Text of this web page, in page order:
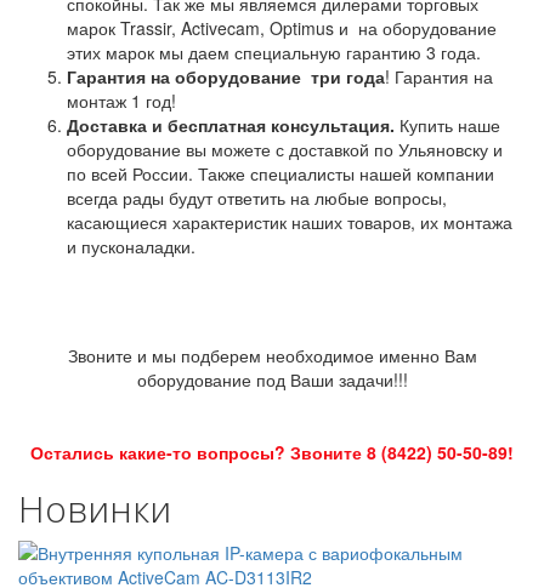
марок Trassir, Activecam, Optimus и на оборудование
этих марок мы даем специальную гарантию 3 года.
Гарантия на оборудование три года! Гарантия на
монтаж 1 год!
Доставка и бесплатная консультация. Купить наше
оборудование вы можете с доставкой по Ульяновску и
по всей России. Также специалисты нашей компании
всегда рады будут ответить на любые вопросы,
касающиеся характеристик наших товаров, их монтажа
и пусконаладки.
Звоните и мы подберем необходимое именно Вам
оборудование под Ваши задачи!!!
Остались какие-то вопросы? Звоните 8 (8422) 50-50-89!
Новинки